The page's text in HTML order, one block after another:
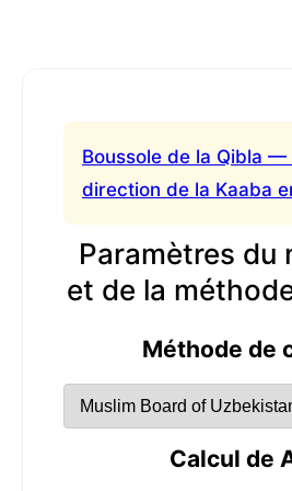
Boussole de la Qibla —
direction de la Kaaba
Paramètres du
et de la
Méthode de
Calcul de